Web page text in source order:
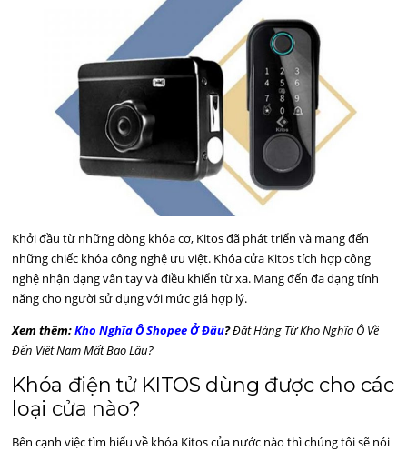
Khởi đầu từ những dòng khóa cơ, Kitos đã phát triển và mang đến
những chiếc khóa công nghệ ưu việt. Khóa cửa Kitos tích hợp công
nghệ nhận dạng vân tay và điều khiển từ xa. Mang đến đa dạng tính
năng cho người sử dụng với mức giá hợp lý.
Xem thêm:Kho Nghĩa Ô Shopee Ở Đâu?Đặt Hàng Từ Kho Nghĩa Ô Về
Đến Việt Nam Mất Bao Lâu?
Khóa điện tử KITOS dùng được cho các
loại cửa nào?
Bên cạnh việc tìm hiểu về khóa Kitos của nước nào thì chúng tôi sẽ nói